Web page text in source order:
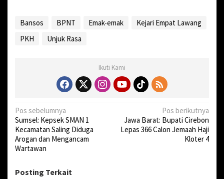
Bansos BPNT Emak-emak
Kejari Empat Lawang
PKH
Unjuk Rasa
Ikuti Kami
N
a
v
i
g
Pos sebelumnya
Sumsel: Kepsek SMAN 1
Kecamatan Saling Diduga
Arogan dan Mengancam
Wartawan
Pos berikutnya
Jawa Barat: Bupati Cirebon
Lepas 366 Calon Jemaah Haji
Kloter 4
Posting Terkait